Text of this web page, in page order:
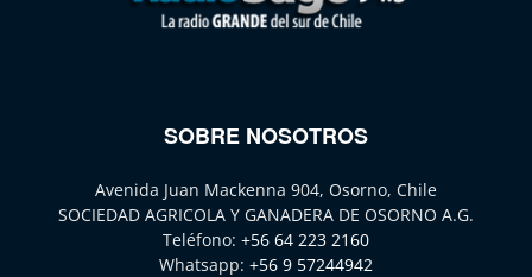
SOBRE NOSOTROS
Avenida Juan Mackenna 904, Osorno, Chile
SOCIEDAD AGRICOLA Y GANADERA DE OSORNO A.G.
Teléfono: +56 64 223 2160
Whatsapp: +56 9 57244942